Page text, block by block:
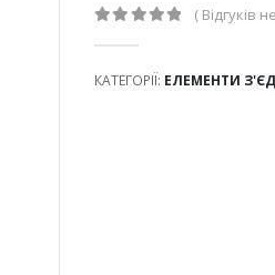
( Відгуків
КАТЕГОРІЇ: ЕЛЕМЕНТИ